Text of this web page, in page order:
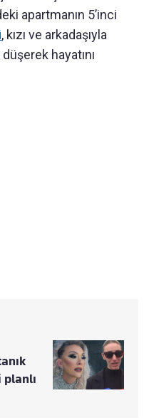
apartmanın 5’inci
, kızı ve arkadaşıyla
hayatını